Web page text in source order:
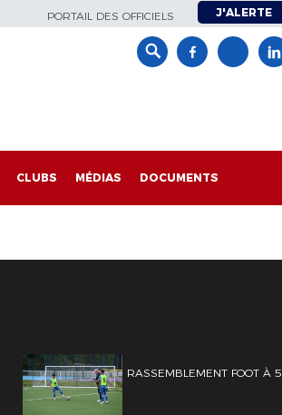
PORTAIL DES OFFICIELS J'ALERTE
CLUBS MÉDIAS DOCUMENTS
RASSEMBLEMENT FOOT À 5